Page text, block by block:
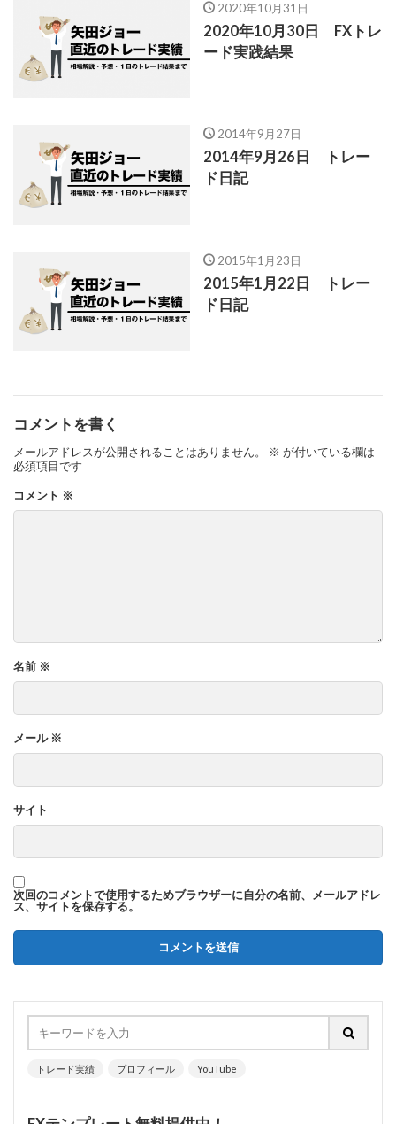
2020年10月31日
2020年10月30日 FXトレ
ード実践結果
2014年9月27日
2014年9月26日 トレー
ド日記
2015年1月23日
2015年1月22日 トレー
ド日記
コメントを書く
メールアドレスが公開されることはありません。 ※ が付いている欄は
必須項目です
コメント ※
名前 ※
メール ※
サイト
次回のコメントで使用するためブラウザーに自分の名前、メールアドレ
ス、サイトを保存する。
トレード実績 プロフィール YouTube